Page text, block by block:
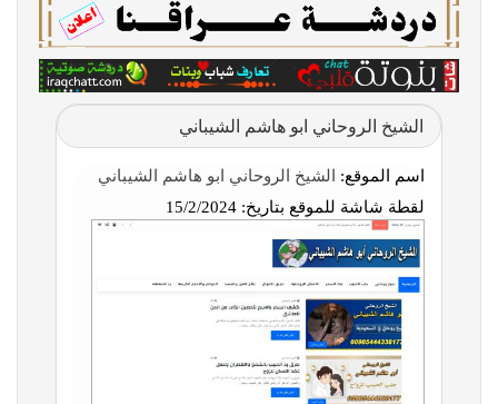
الشيخ الروحاني ابو هاشم الشيباني
اسم الموقع: الشيخ الروحاني ابو هاشم الشيباني
لقطة شاشة للموقع بتاريخ: